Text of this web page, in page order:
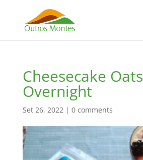
Cheesecake Oats
Overnight
Set 26, 2022| 0 comments